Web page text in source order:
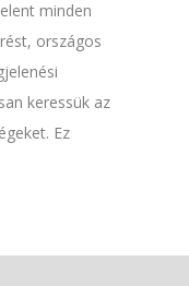
minden
országos
keressük az
Ez